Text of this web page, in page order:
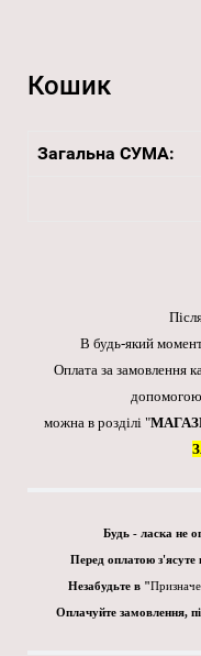
Кошик
Загальна СУМА:
В будь-який
Оплата за замовлення
допомогою
можна в розділі "
Будь - ласка не
Перед оплатою з'ясуте
Незабудьте в "
Оплачуйте замовлення,